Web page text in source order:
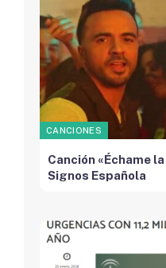
CANCIONES
Canción «Échame
Signos Española